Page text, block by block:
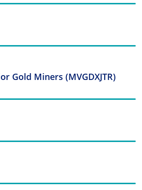
Gold Miners (MVGDXJTR)